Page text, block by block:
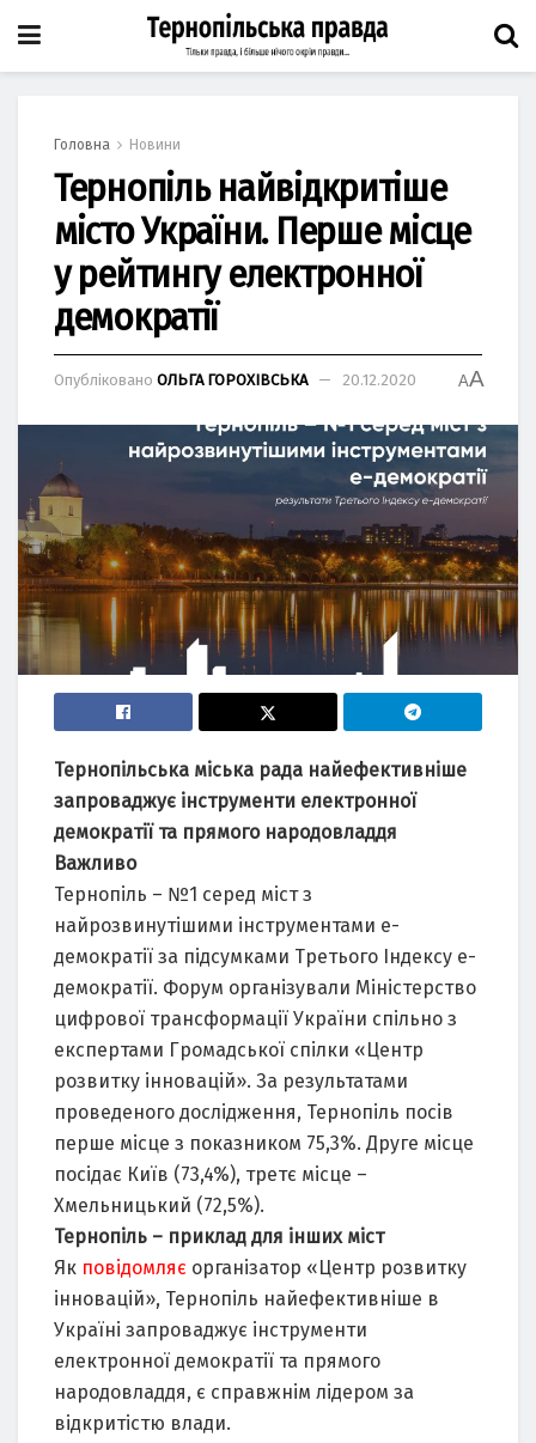
Головна Новини
Тернопіль найвідкритіше
місто України. Перше місце
у рейтингу електронної
демократії
Опубліковано ОЛЬГА ГОРОХІВСЬКА 20.12.2020 AA
Тернопільська міська рада найефективніше
запроваджує інструменти електронної
демократії та прямого народовладдя
Важливо
Тернопіль – №1 серед міст з
найрозвинутішими інструментами е-
демократії за підсумками Третього Індексу е-
демократії. Форум організували Міністерство
цифрової трансформації України спільно з
експертами Громадської спілки «Центр
розвитку інновацій». За результатами
проведеного дослідження, Тернопіль посів
перше місце з показником 75,3%. Друге місце
посідає Київ (73,4%), третє місце –
Хмельницький (72,5%).
Тернопіль – приклад для інших міст
Як повідомляє організатор «Центр розвитку
інновацій», Тернопіль найефективніше в
Україні запроваджує інструменти
електронної демократії та прямого
народовладдя, є справжнім лідером за
відкритістю влади.